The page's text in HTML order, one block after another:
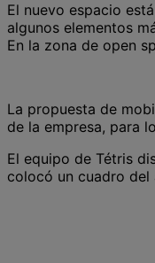
El nuevo espacio
algunos elementos
En la zona de open
La propuesta de
de la empresa, para
El equipo de Tétris
colocó un cuadro